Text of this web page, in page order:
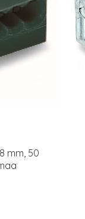
mm, 50